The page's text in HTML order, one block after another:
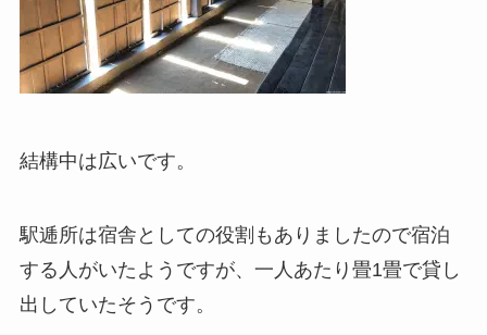
結構中は広いです。
駅逓所は宿舎としての役割もありましたので宿泊
する人がいたようですが、一人あたり畳1畳で貸し
出していたそうです。